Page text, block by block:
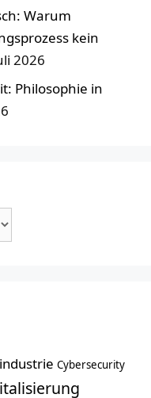
Warum
kein
2026
Philosophie in
Cybersecurity